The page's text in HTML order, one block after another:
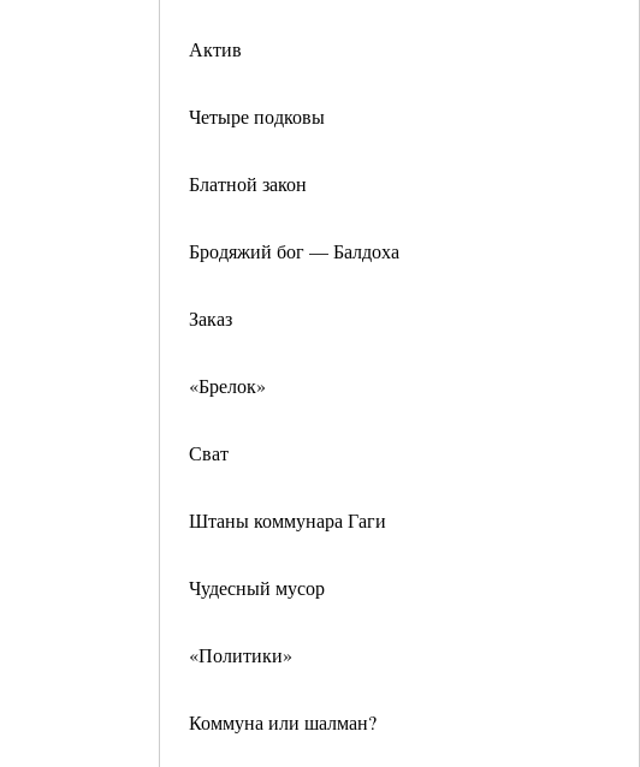
Актив
Четыре подковы
Блатной закон
Бродяжий бог — Балдоха
Заказ
«Брелок»
Сват
Штаны коммунара Гаги
Чудесный мусор
«Политики»
Коммуна или шалман?